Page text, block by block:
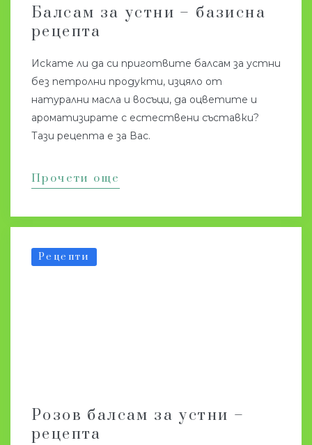
Балсам за устни – базисна
рецепта
Искате ли да си приготвите балсам за устни
без петролни продукти, изцяло от
натурални масла и восъци, да оцветите и
ароматизирате с естествени съставки?
Тази рецепта е за Вас.
Прочети още
Рецепти
Розов балсам за устни –
рецепта